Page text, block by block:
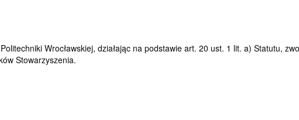
Wrocławskiej, działając na podstawie art. 20 ust. 1 lit. a) Statutu,
Stowarzyszenia.